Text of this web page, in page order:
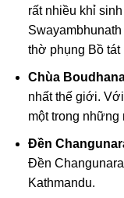
rất nhiều khỉ
thờ phụng Bồ tát
Chùa
nhất thế giới.
một trong những
Đền
Đền
Kathmandu.